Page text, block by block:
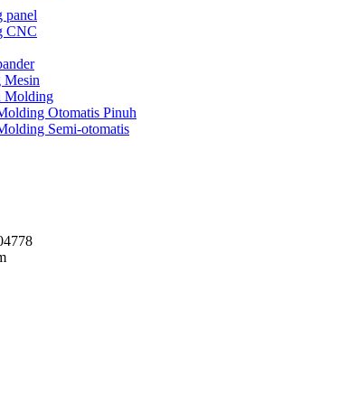
panel
CNC
Molding
Otomatis Pinuh
Semi-otomatis